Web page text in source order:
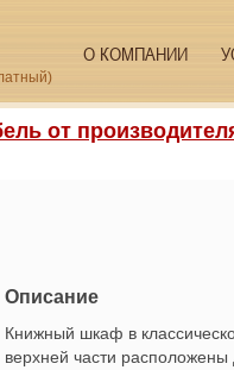
О КОМПАНИИ
от
Описание
Книжный шкаф в
верхней части расположены